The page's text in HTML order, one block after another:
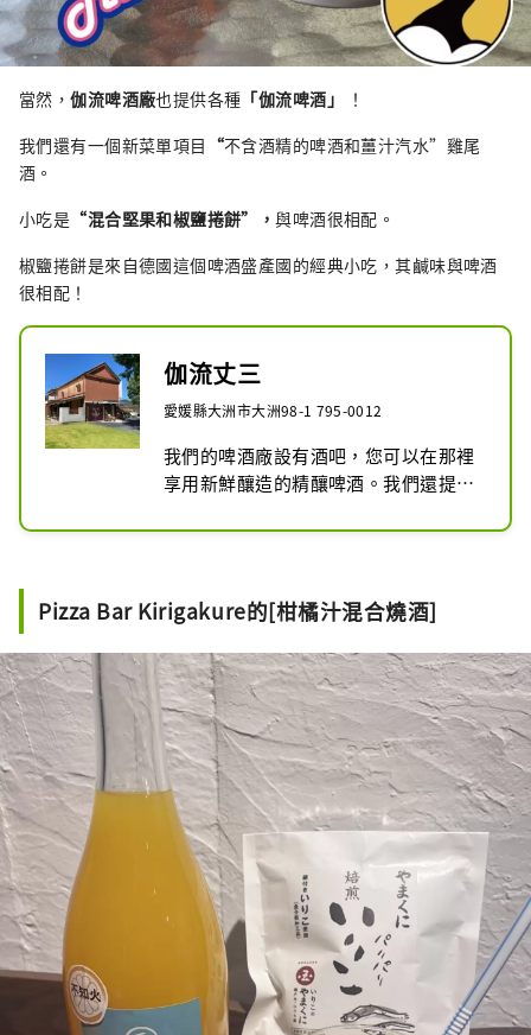
當然，伽流啤酒廠也提供各種 「伽流啤酒」
！
我們還有一個新菜單項目 “不含酒精的啤酒和薑汁汽水”雞尾
酒。
小吃是 “混合堅果和椒鹽捲餅”，與啤酒很相配。
椒鹽捲餅是來自德國這個啤酒盛產國的經典小吃，其鹹味與啤酒
很相配！
伽流丈三
愛媛縣大洲市大洲98-1 795-0012
我們的啤酒廠設有酒吧，您可以在那裡
享用新鮮釀造的精釀啤酒。我們還提供
並比較您感興趣的啤酒。來到大洲市，
線廠的蘭花倉庫。院內種植了1898年大
洲城拆除後遺留下來的瓦片、銀杏樹和
水杉樹，成為該地區的象徵。近年來，
它因老化而面臨生存危機，但在當地志
願者的保護努力下，磚砌倉庫得到了翻
新，桌椅都是西式古董和當地老民居的
物品，重現了氣氛明治時代的建築，作
為“伽流磚倉庫”而重生。
Pizza Bar Kirigakure的[柑橘汁混合燒酒]